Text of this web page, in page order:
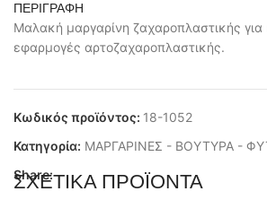
ΠΕΡΙΓΡΑΦΉ
Μαλακή μαργαρίνη ζαχαροπλαστικής
εφαρμογές αρτοζαχαροπλαστικής.
Κωδικός προϊόντος: 18-1052
Κατηγορία: ΜΑΡΓΑΡΙΝΕΣ - ΒΟΥΤΥΡΑ -
Share:
ΣΧΕΤΙΚΆ ΠΡΟΪΌΝΤΑ